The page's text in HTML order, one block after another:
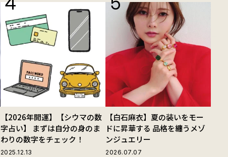
【2026年開運】【シウマの数
字占い】 まずは自分の身のま
わりの数字をチェック！
2025.12.13
【白石麻衣】夏の装いをモー
ドに昇華する 品格を纏うメゾ
ンジュエリー
2026.07.07